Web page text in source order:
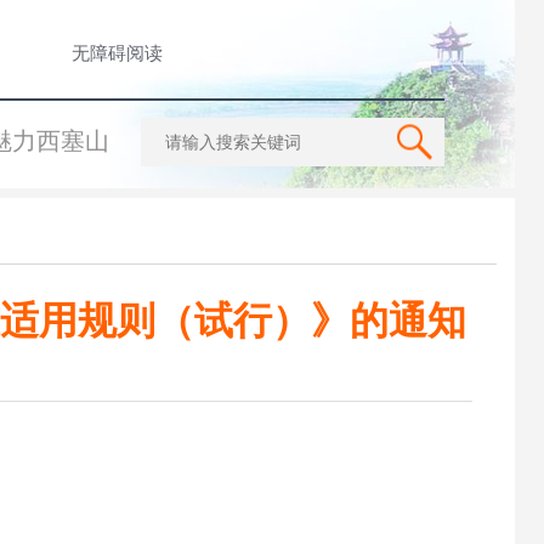
无障碍阅读
力西塞山
用规则（试行）》的通知